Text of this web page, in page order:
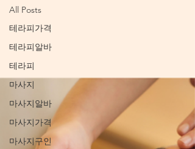
All Posts
테라피가격
테라피알바
테라피
마사지
마사지알바
마사지가격
마사지구인